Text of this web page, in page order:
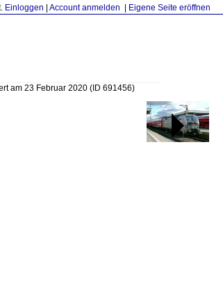
Einloggen Account anmelden Eigene Seite eröffnen
am 23 Februar 2020 (ID 691456)